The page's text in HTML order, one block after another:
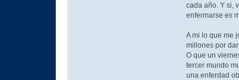
cada año. Y si,
enfermarse es
A mi lo que me
millones por
O que un
tercer mundo
una enferdad